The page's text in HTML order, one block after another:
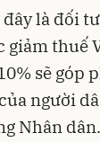
là đối
giảm thuế
sẽ góp
người
Nhân